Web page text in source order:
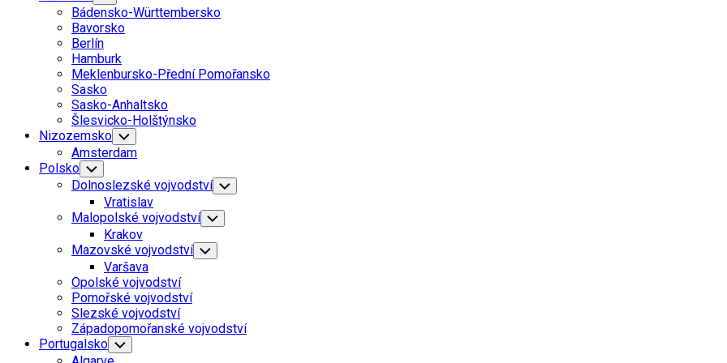
Child
Menu
Bádensko-Württembersko
Bavorsko
Berlín
Hamburk
Meklenbursko-Přední Pomořansko
Sasko
Sasko-Anhaltsko
Šlesvicko-Holštýnsko
Nizozemsko Toggle
Child
Menu
Amsterdam
Polsko Toggle
Child
Menu
Dolnoslezské vojvodství Toggle
Child
Menu
Vratislav
Malopolské vojvodství Toggle
Child
Menu
Krakov
Mazovské vojvodství Toggle
Child
Varšava
Opolské vojvodství
Pomořské vojvodství
Slezské vojvodství
Západopomořanské vojvodství
Portugalsko Toggle
Child